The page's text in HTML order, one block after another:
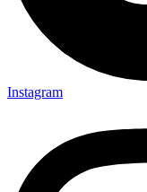
Instagram